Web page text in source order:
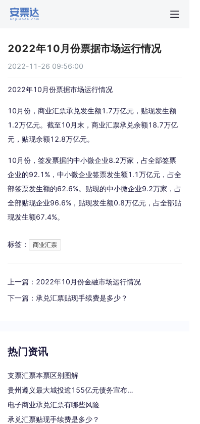
2022年10月份票据市场运行情况
2022-11-26 09:56:00
2022年10月份票据市场运行情况
10月份，商业汇票承兑发生额1.7万亿元，贴现发生额
1.2万亿元。截至10月末，商业汇票承兑余额18.7万亿
元，贴现余额12.8万亿元。
10月份，签发票据的中小微企业8.2万家，占全部签票
企业的92.1%，中小微企业签票发生额1.1万亿元，占全
部签票发生额的62.6%。贴现的中小微企业9.2万家，占
全部贴现企业96.6%，贴现发生额0.8万亿元，占全部贴
现发生额67.4%。
标签： 商业汇票
上一篇： 2022年10月份金融市场运行情况
下一篇： 承兑汇票贴现手续费是多少？
热门资讯
支票汇票本票区别图解
贵州遵义最大城投逾155亿元债务宣布重组
电子商业承兑汇票有哪些风险
承兑汇票贴现手续费是多少？